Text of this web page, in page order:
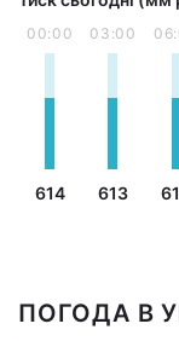
00:00
614
03:00
613
ПОГОДА В